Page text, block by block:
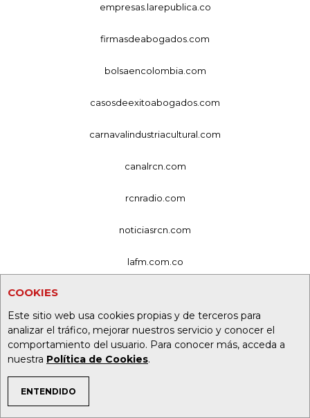
COOKIES
Este sitio web usa cookies propias y de terceros para
analizar el tráfico, mejorar nuestros servicio y conocer el
comportamiento del usuario. Para conocer más, acceda a
nuestra Política de Cookies.
ENTENDIDO
TEMAS DE INTERÉS
empresas.larepublica.co
firmasdeabogados.com
bolsaencolombia.com
casosdeexitoabogados.com
carnavalindustriacultural.com
canalrcn.com
rcnradio.com
noticiasrcn.com
lafm.com.co
deportesrcn.com
Organización Ardila Lülle - oal.com.co